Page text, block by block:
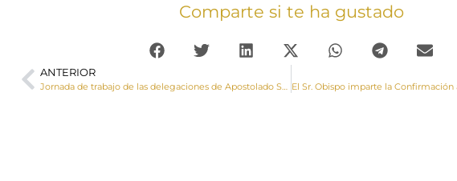
Comparte si te ha gustado
ANTERIOR
Jornada de trabajo de las delegaciones de Apostolado Seglar de la Provincia Eclesiástica